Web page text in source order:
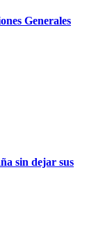
Generales
sin dejar sus